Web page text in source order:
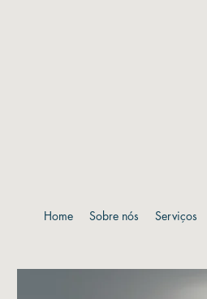
Home Sobre nós Serviços